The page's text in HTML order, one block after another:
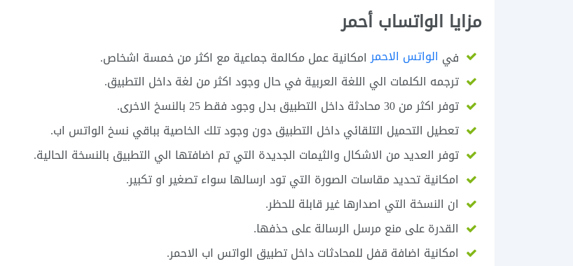
مزايا الواتساب أحمر
في الواتس الاحمرامكانية عمل مكالمة جماعية مع اكثر من خمسة اشخاص.
ترجمه الكلمات الي اللغة العربية في حال وجود اكثر من لغة داخل التطبيق.
توفر اكثر من 30 محادثة داخل التطبيق بدل وجود فقط 25 بالنسخ الاخرى.
تعطيل التحميل التلقائي داخل التطبيق دون وجود تلك الخاصية بباقي نسخ الواتس اب.
توفر العديد من الاشكال والثيمات الجديدة التي تم اضافتها الي التطبيق بالنسخة الحالية.
امكانية تحديد مقاسات الصورة التي تود ارسالها سواء تصغير او تكبير.
ان النسخة التي اصدارها غير قابلة للحظر.
القدرة على منع مرسل الرسالة على حذفها.
امكانية اضافة قفل للمحادثات داخل تطبيق الواتس اب الاحمر.